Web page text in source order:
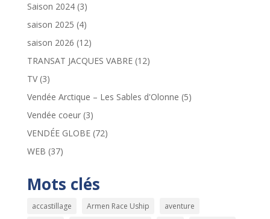
Saison 2024(3)
saison 2025 (4)
saison 2026 (12)
TRANSAT JACQUES VABRE(12)
TV(3)
Vendée Arctique – Les Sables d'Olonne (5)
Vendée coeur(3)
VENDÉE GLOBE(72)
WEB (37)
Mots clés
accastillage Armen Race Uship
aventure